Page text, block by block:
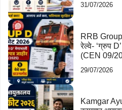
31/07/2026
RRB
रेल्वे- ‘ग्रुप
(CEN 09/
29/07/2026
Kamgar